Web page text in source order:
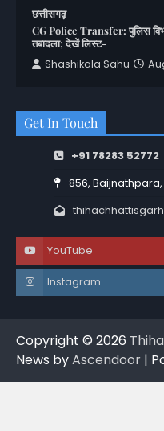
छत्तीसगढ़
CG Police Transfer: पुलिस
तबादला; देखें लिस्ट-
Shashikala Sahu
Get In Touch
+91 78283 52772
856,
YouTube
Instagram
Copyright © 2026
News byAscendoor |